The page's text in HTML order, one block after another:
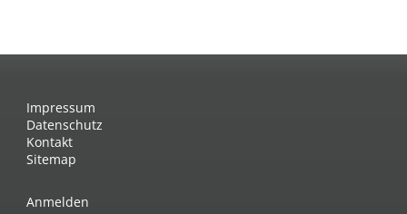
Impressum
Datenschutz
Kontakt
Sitemap
Anmelden